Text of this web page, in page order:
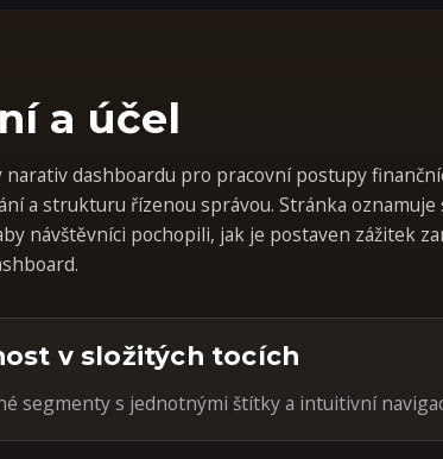
a účel
dashboardu pro pracovní postupy
a strukturu řízenou správou. Stránka oznamuje
návštěvníci pochopili, jak je postaven zážitek
v složitých tocích
segmenty s jednotnými štítky a intuitivní